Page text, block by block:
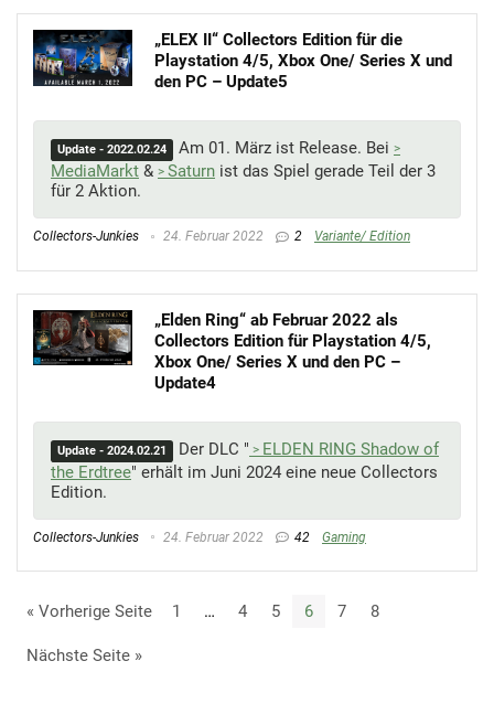
„ELEX II“ Collectors Edition für die
Playstation 4/5, Xbox One/ Series X und
den PC – Update5
Update - 2022.02.24
Am 01. März ist Release. Bei
MediaMarkt & Saturn ist das Spiel gerade Teil der 3
für 2 Aktion.
Collectors-Junkies 24. Februar 2022 2 Variante/ Edition
„Elden Ring“ ab Februar 2022 als
Collectors Edition für Playstation 4/5,
Xbox One/ Series X und den PC –
Update4
Update - 2024.02.21 Der DLC "
ELDEN RING Shadow of
the Erdtree" erhält im Juni 2024 eine neue Collectors
Edition.
Collectors-Junkies 24. Februar 2022 42 Gaming
« Vorherige Seite 1 … 4 5 6 7 8
Nächste Seite »